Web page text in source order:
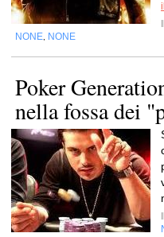
NONE NONE
Poker
nella fossa dei